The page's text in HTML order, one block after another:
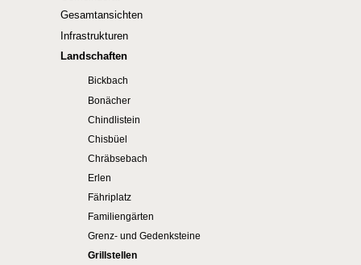
Gesamtansichten
Infrastrukturen
Landschaften
Bickbach
Bonächer
Chindlistein
Chisbüel
Chräbsebach
Erlen
Fähriplatz
Familiengärten
Grenz- und Gedenksteine
Grillstellen